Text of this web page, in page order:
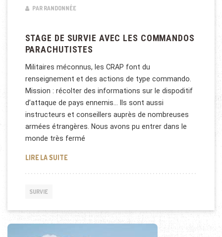
PAR RANDONNÉE
STAGE DE SURVIE AVEC LES COMMANDOS
PARACHUTISTES
Militaires méconnus, les CRAP font du
renseignement et des actions de type commando.
Mission : récolter des informations sur le dispoditif
d’attaque de pays ennemis… Ils sont aussi
instructeurs et conseillers auprès de nombreuses
armées étrangères. Nous avons pu entrer dans le
monde très fermé
LIRE LA SUITESTAGE DE SURVIE AVEC LES COMMANDOS
SURVIE